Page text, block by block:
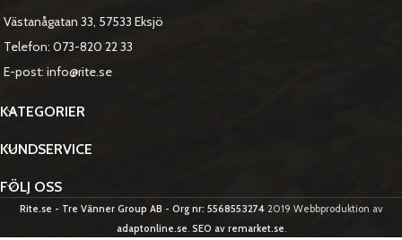
Västanågatan 33, 57533 Eksjö
Telefon: 073-820 22 33
E-post: info@rite.se
KATEGORIER
KUNDSERVICE
FÖLJ OSS
Rite.se - Tre Vänner Group AB - Org nr: 5568553274 2019 Webbproduktion av
adaptonline.se SEO av remarket.se